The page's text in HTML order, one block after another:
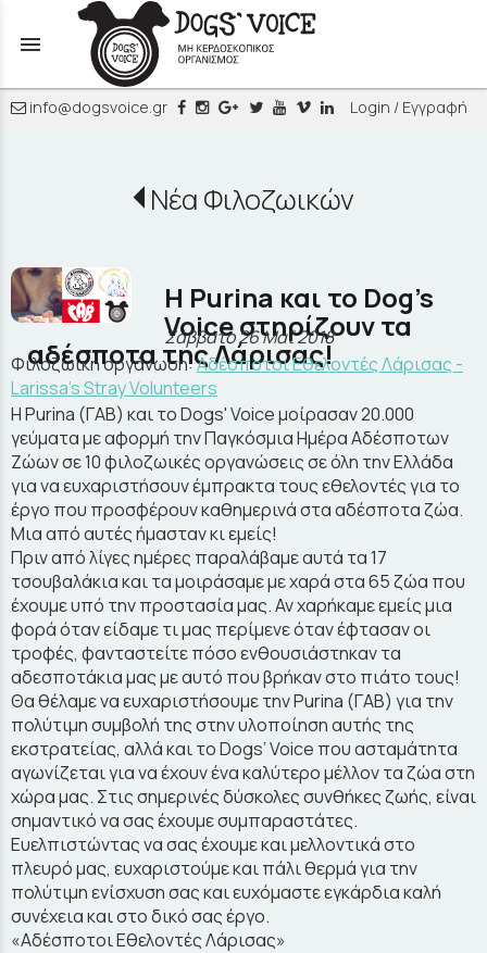
menu
info@dogsvoice.gr Login / Εγγραφή
Νέα Φιλοζωικών
H Purina και το Dog’s
Voice στηρίζoυν τα
αδέσποτα της Λάρισας!
Σάββατο 26 Μαΐ 2018
Φιλοζωική οργάνωση:Αδέσποτοι Εθελοντές Λάρισας -
Larissa's Stray Volunteers
H Purina (ΓΑΒ) και το Dogs' Voice μοίρασαν 20.000
γεύματα με αφορμή την Παγκόσμια Ημέρα Αδέσποτων
Ζώων σε 10 φιλοζωικές οργανώσεις σε όλη την Ελλάδα
για να ευχαριστήσουν έμπρακτα τους εθελοντές για το
έργο που προσφέρουν καθημερινά στα αδέσποτα ζώα.
Μια από αυτές ήμασταν κι εμείς!
Πριν από λίγες ημέρες παραλάβαμε αυτά τα 17
τσουβαλάκια και τα μοιράσαμε με χαρά στα 65 ζώα που
έχουμε υπό την προστασία μας. Αν χαρήκαμε εμείς μια
φορά όταν είδαμε τι μας περίμενε όταν έφτασαν οι
τροφές, φανταστείτε πόσο ενθουσιάστηκαν τα
αδεσποτάκια μας με αυτό που βρήκαν στο πιάτο τους!
Θα θέλαμε να ευχαριστήσουμε την Purina (ΓΑΒ) για την
πολύτιμη συμβολή της στην υλοποίηση αυτής της
εκστρατείας, αλλά και το Dogs’ Voice που ασταμάτητα
αγωνίζεται για να έχουν ένα καλύτερο μέλλον τα ζώα στη
χώρα μας. Στις σημερινές δύσκολες συνθήκες ζωής, είναι
σημαντικό να σας έχουμε συμπαραστάτες.
Ευελπιστώντας να σας έχουμε και μελλοντικά στο
πλευρό μας, ευχαριστούμε και πάλι θερμά για την
πολύτιμη ενίσχυση σας και ευχόμαστε εγκάρδια καλή
συνέχεια και στο δικό σας έργο.
«Αδέσποτοι Εθελοντές Λάρισας»